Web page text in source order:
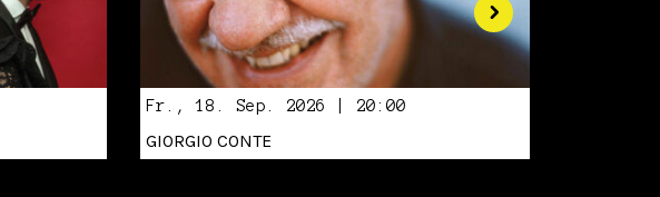
Fr., 18. Sep. 2026 | 20:00
GIORGIO CONTE